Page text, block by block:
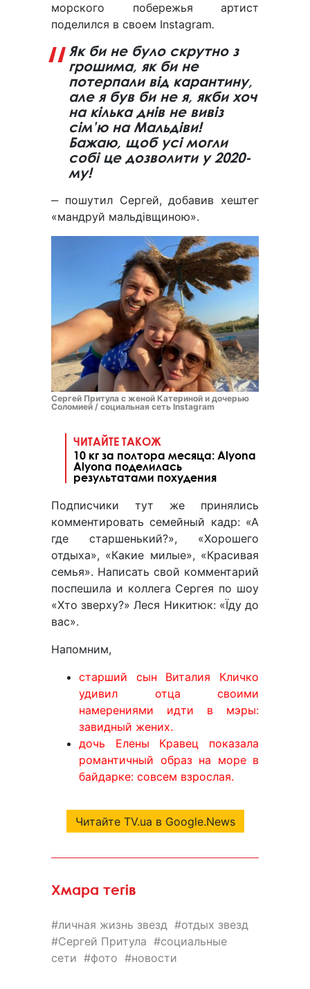
морского побережья артист
поделился в своем Instagram.
Як би не було скрутно з
грошима, як би не
потерпали від карантину,
але я був би не я, якби хоч
на кілька днів не вивіз
сім’ю на Мальдіви!
Бажаю, щоб усі могли
собі це дозволити у 2020-
му!
‒ пошутил Сергей, добавив хештег
«мандруй мальдівщиною».
Сергей Притула с женой Катериной и дочерью
Соломией / социальная сеть Instagram
ЧИТАЙТЕ ТАКОЖ
10 кг за полтора месяца: Alyona
Alyona поделилась
результатами похудения
Подписчики тут же принялись
комментировать семейный кадр: «А
где старшенький?», «Хорошего
отдыха», «Какие милые», «Красивая
семья». Написать свой комментарий
поспешила и коллега Сергея по шоу
«Хто зверху?» Леся Никитюк: «Їду до
вас».
Напомним,
старший сын Виталия Кличко
удивил отца своими
намерениями идти в мэры:
завидный жених.
дочь Елены Кравец показала
романтичный образ на море в
байдарке: совсем взрослая.
Читайте TV.ua в Google.News
Хмара тегів
личная жизнь звезд
отдых звезд
Сергей Притула
социальные
сети
фото новости